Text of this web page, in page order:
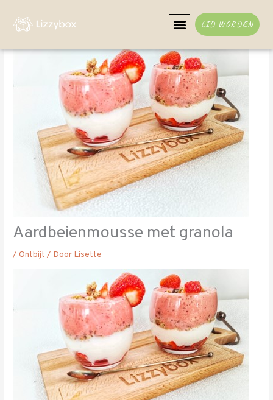
naar
inhoud
LID WORDEN
Aardbeienmousse met granola
/Ontbijt / Door Lisette